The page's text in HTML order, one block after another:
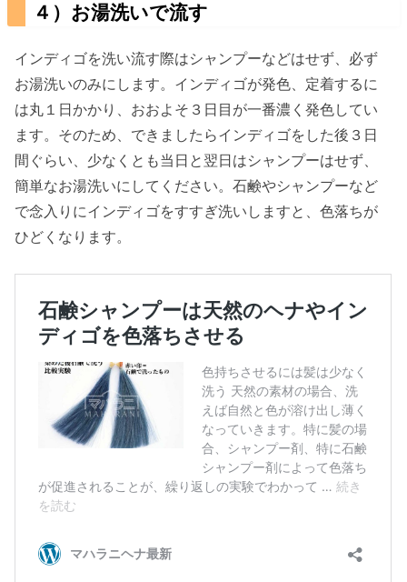
４）お湯洗いで流す
インディゴを洗い流す際はシャンプーなどはせず、必ず
お湯洗いのみにします。インディゴが発色、定着するに
は丸１日かかり、おおよそ３日目が一番濃く発色してい
ます。そのため、できましたらインディゴをした後３日
間ぐらい、少なくとも当日と翌日はシャンプーはせず、
簡単なお湯洗いにしてください。石鹸やシャンプーなど
で念入りにインディゴをすすぎ洗いしますと、色落ちが
ひどくなります。